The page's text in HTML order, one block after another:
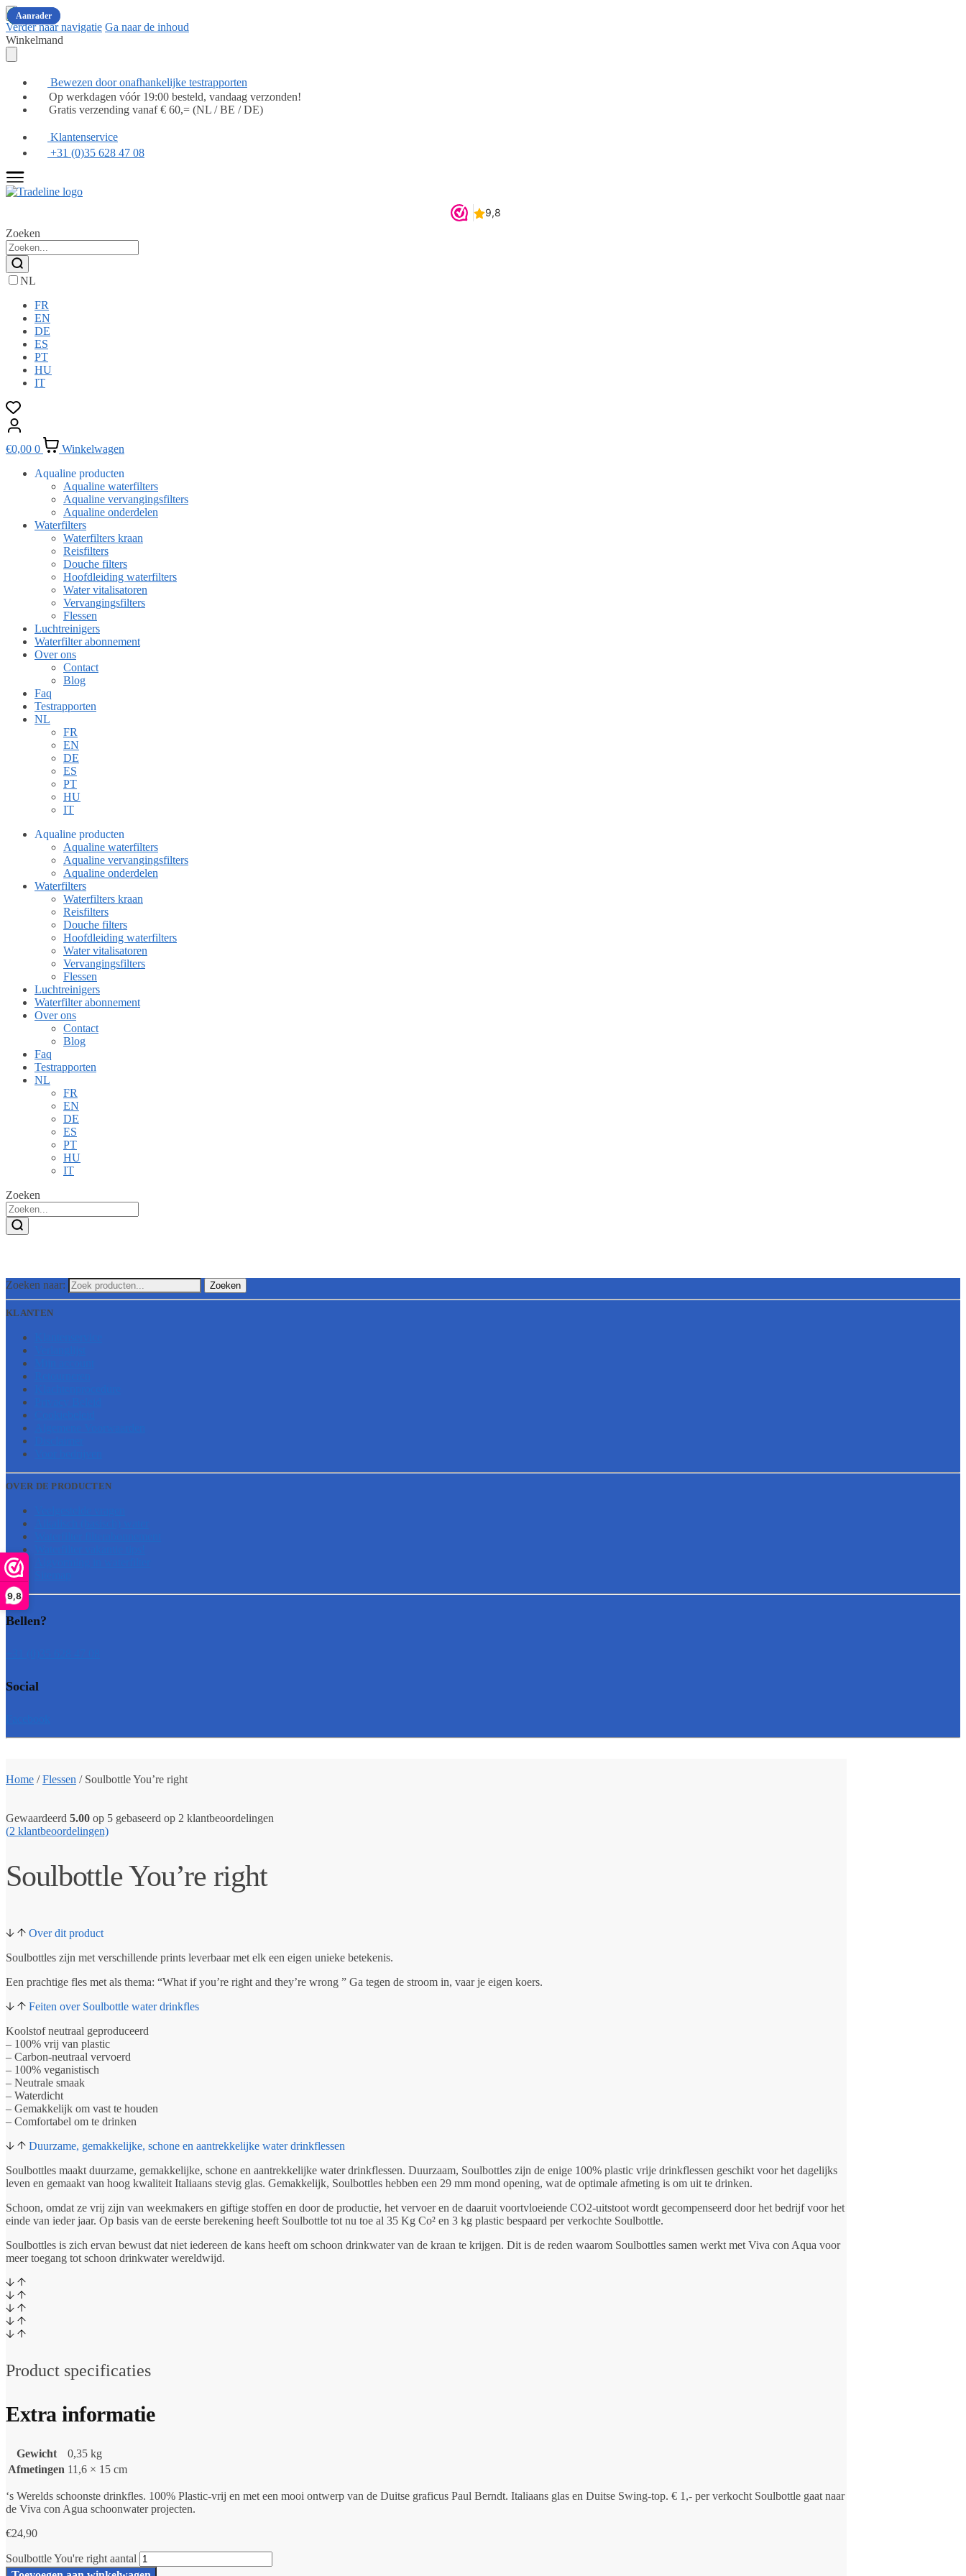
9,8
Verder naar navigatie Ga naar de inhoud
Winkelmand
Bewezen door onafhankelijke testrapporten
Op werkdagen vóór 19:00 besteld, vandaag verzonden!
Gratis verzending vanaf € 60,= (NL / BE / DE)
Klantenservice
+31 (0)35 628 47 08
Zoeken
NL
FR
EN
DE
ES
PT
HU
IT
€0,00 0
Winkelwagen
Aqualine producten
Aqualine waterfilters
Aqualine vervangingsfilters
Aqualine onderdelen
Waterfilters
Waterfilters kraan
Reisfilters
Douche filters
Hoofdleiding waterfilters
Water vitalisatoren
Vervangingsfilters
Flessen
Luchtreinigers
Waterfilter abonnement
Over ons
Contact
Blog
Faq
Testrapporten
NL
FR
EN
DE
ES
PT
HU
IT
Aqualine producten
Aqualine waterfilters
Aqualine vervangingsfilters
Aqualine onderdelen
Waterfilters
Waterfilters kraan
Reisfilters
Douche filters
Hoofdleiding waterfilters
Water vitalisatoren
Vervangingsfilters
Flessen
Luchtreinigers
Waterfilter abonnement
Over ons
Contact
Blog
Faq
Testrapporten
NL
FR
EN
DE
ES
PT
HU
IT
Zoeken
Zoeken naar: Zoeken
KLANTEN
OVER DE PRODUCTEN
Bellen?
Social
Home /Flessen / Soulbottle You’re right
Gewaardeerd 5.00 op 5 gebaseerd op 2 klantbeoordelingen
(2 klantbeoordelingen)
Soulbottle You’re right
Over dit product
Soulbottles zijn met verschillende prints leverbaar met elk een eigen unieke betekenis.
Een prachtige fles met als thema: “What if you’re right and they’re wrong ” Ga tegen de stroom in, vaar je eigen koers.
Feiten over Soulbottle water drinkfles
Koolstof neutraal geproduceerd
– 100% vrij van plastic
– Carbon-neutraal vervoerd
– 100% veganistisch
– Neutrale smaak
– Waterdicht
– Gemakkelijk om vast te houden
– Comfortabel om te drinken
Duurzame, gemakkelijke, schone en aantrekkelijke water drinkflessen
Soulbottles maakt duurzame, gemakkelijke, schone en aantrekkelijke water drinkflessen. Duurzaam, Soulbottles zijn de enige 100% plastic vrije drinkflessen geschikt voor het dagelijks
leven en gemaakt van hoog kwaliteit Italiaans stevig glas. Gemakkelijk, Soulbottles hebben een 29 mm mond opening, wat de optimale afmeting is om uit te drinken.
Schoon, omdat ze vrij zijn van weekmakers en giftige stoffen en door de productie, het vervoer en de daaruit voortvloeiende CO2-uitstoot wordt gecompenseerd door het bedrijf voor het
einde van ieder jaar. Op basis van de eerste berekening heeft Soulbottle tot nu toe al 35 Kg Co² en 3 kg plastic bespaard per verkochte Soulbottle.
Soulbottles is zich ervan bewust dat niet iedereen de kans heeft om schoon drinkwater van de kraan te krijgen. Dit is de reden waarom Soulbottles samen werkt met Viva con Aqua voor
meer toegang tot schoon drinkwater wereldwijd.
Product specificaties
Extra informatie
Gewicht
0,35 kg
Afmetingen 11,6 × 15 cm
‘s Werelds schoonste drinkfles. 100% Plastic-vrij en met een mooi ontwerp van de Duitse graficus Paul Berndt. Italiaans glas en Duitse Swing-top. € 1,- per verkocht Soulbottle gaat naar
de Viva con Agua schoonwater projecten.
€24,90
Soulbottle You're right aantal
Populair
Populair
Populair
Populair
Populair
Populair
Aanrader
Aanrader